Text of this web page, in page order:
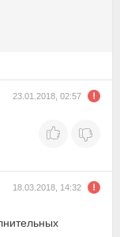
23.01.2018, 02:57
18.03.2018, 14:32